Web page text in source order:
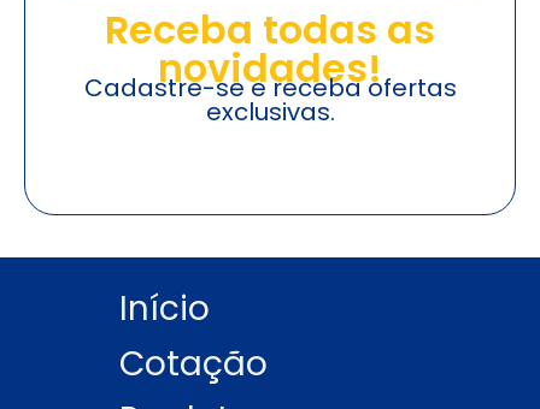
Receba todas as
novidades!
Cadastre-se e receba ofertas
exclusivas.
Início
Cotação